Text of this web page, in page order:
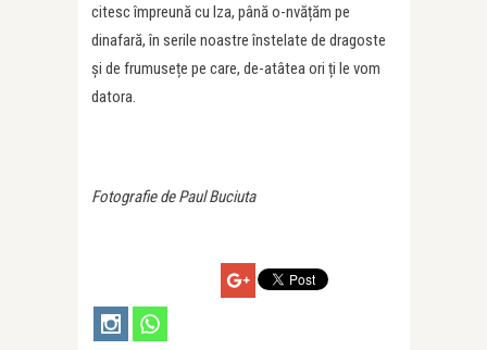
citesc împreună cu Iza, până o-nvățăm pe
dinafară, în serile noastre înstelate de dragoste
și de frumusețe pe care, de-atâtea ori ți le vom
datora.
Fotografie de Paul Buciuta